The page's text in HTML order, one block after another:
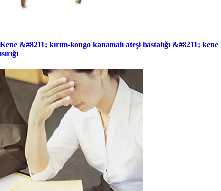
Kene &#8211; kırım-kongo kanamalı ateşi hastalığı &#8211; kene
ısırığı